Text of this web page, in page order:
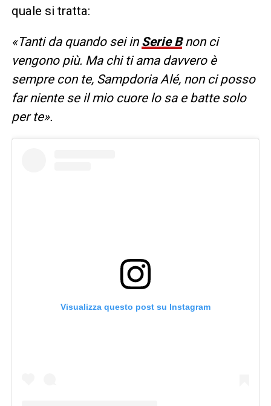
quale si tratta:
«Tanti da quando sei in Serie Bnon ci
vengono più. Ma chi ti ama davvero è
sempre con te, Sampdoria Alé, non ci posso
far niente se il mio cuore lo sa e batte solo
per te».
Visualizza questo post su Instagram